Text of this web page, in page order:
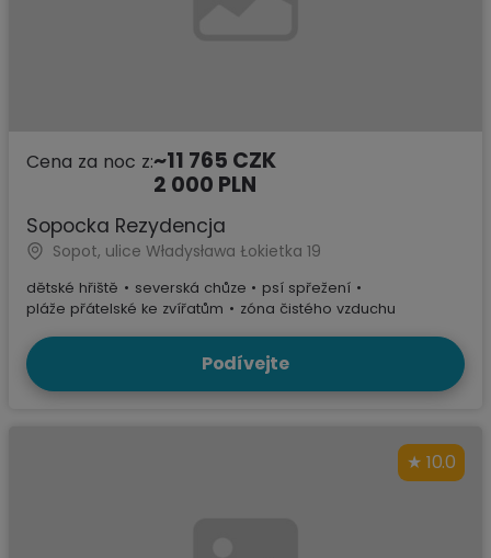
Cena za noc z:~11 765 CZK
2 000 PLN
Sopocka Rezydencja
Sopot, ulice Władysława Łokietka 19
dětské hřiště • severská chůze • psí spřežení •
pláže přátelské ke zvířatům • zóna čistého vzduchu
Podívejte
10.0